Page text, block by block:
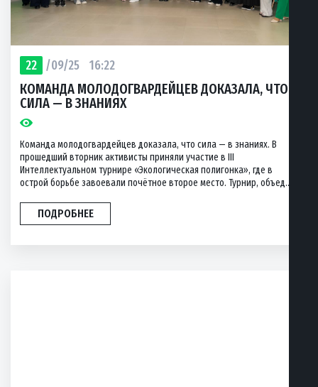
22 /09/25 16:22
КОМАНДА МОЛОДОГВАРДЕЙЦЕВ ДОКАЗАЛА, ЧТО
СИЛА — В ЗНАНИЯХ
Команда молодогвардейцев доказала, что сила — в знаниях. В
прошедший вторник активисты приняли участие в III
Интеллектуальном турнире «Экологическая полигонка», где в
острой борьбе завоевали почётное второе место. Турнир, объед...
ПОДРОБНЕЕ